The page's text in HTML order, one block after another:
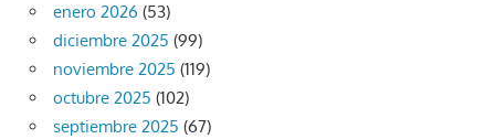
enero 2026 (53)
diciembre 2025 (99)
noviembre 2025 (119)
octubre 2025 (102)
septiembre 2025 (67)